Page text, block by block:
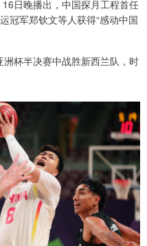
日晚播出，中国探月工程首任
冠军郑钦文等人获得“感动中国
杯半决赛中战胜新西兰队，时